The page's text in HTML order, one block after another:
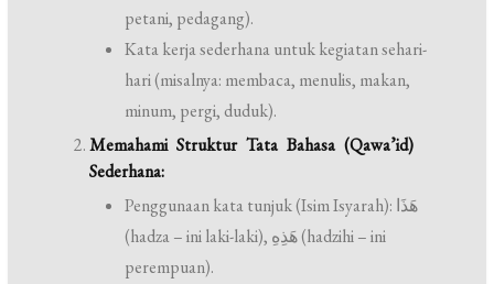
petani, pedagang).
Kata kerja sederhana untuk kegiatan sehari-
hari (misalnya: membaca, menulis, makan,
minum, pergi, duduk).
Memahami Struktur Tata Bahasa (Qawa’id)
Sederhana:
Penggunaan kata tunjuk (Isim Isyarah): هَذَا
(hadza – ini laki-laki), هَذِهِ (hadzihi – ini
perempuan).